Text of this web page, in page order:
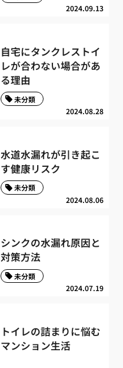
2024.09.13
自宅にタンクレストイ
レが合わない場合があ
る理由
2024.08.28
未分類
水道水漏れが引き起こ
す健康リスク
2024.08.06
未分類
シンクの水漏れ原因と
対策方法
2024.07.19
未分類
トイレの詰まりに悩む
マンション生活